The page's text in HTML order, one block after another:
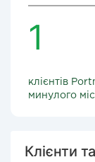
1
клієнтів
минулого
Клієнти